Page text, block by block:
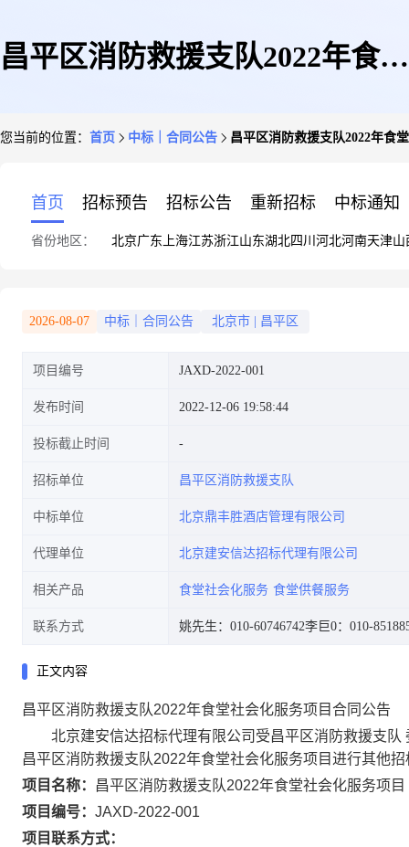
昌平区消防救援支队2022年食堂
您当前的位置： 首页 中标｜合同公告 昌平区消防救援支队2022年食
首页 招标预告 招标公告 重新招标 中标通知
省份地区： 北京广东 上海江苏浙江山东湖北四川 河北河南天津山
2026-08-07 中标｜合同公告 北京市 昌平区
项目编号 JAXD-2022-001
发布时间 2022-12-06 19:58:44
投标截止时间
招标单位 昌平区消防救援支队
中标单位 北京鼎丰胜酒店管理有限公司
代理单位 北京建安信达招标代理有限公司
相关产品 食堂社会化服务 食堂供餐服务
联系方式 姚先生：010-60746742李巨0：010-
正文内容
昌平区消防救援支队2022年食堂社会化服务项目合同公告
北京建安信达招标代理有限公司受昌平区消防救援支队
昌平区消防救援支队2022年食堂社会化服务项目进行其他
项目名称：
昌平区消防救援支队2022年食堂社会化服务项目
项目编号： JAXD-2022-001
项目联系方式：